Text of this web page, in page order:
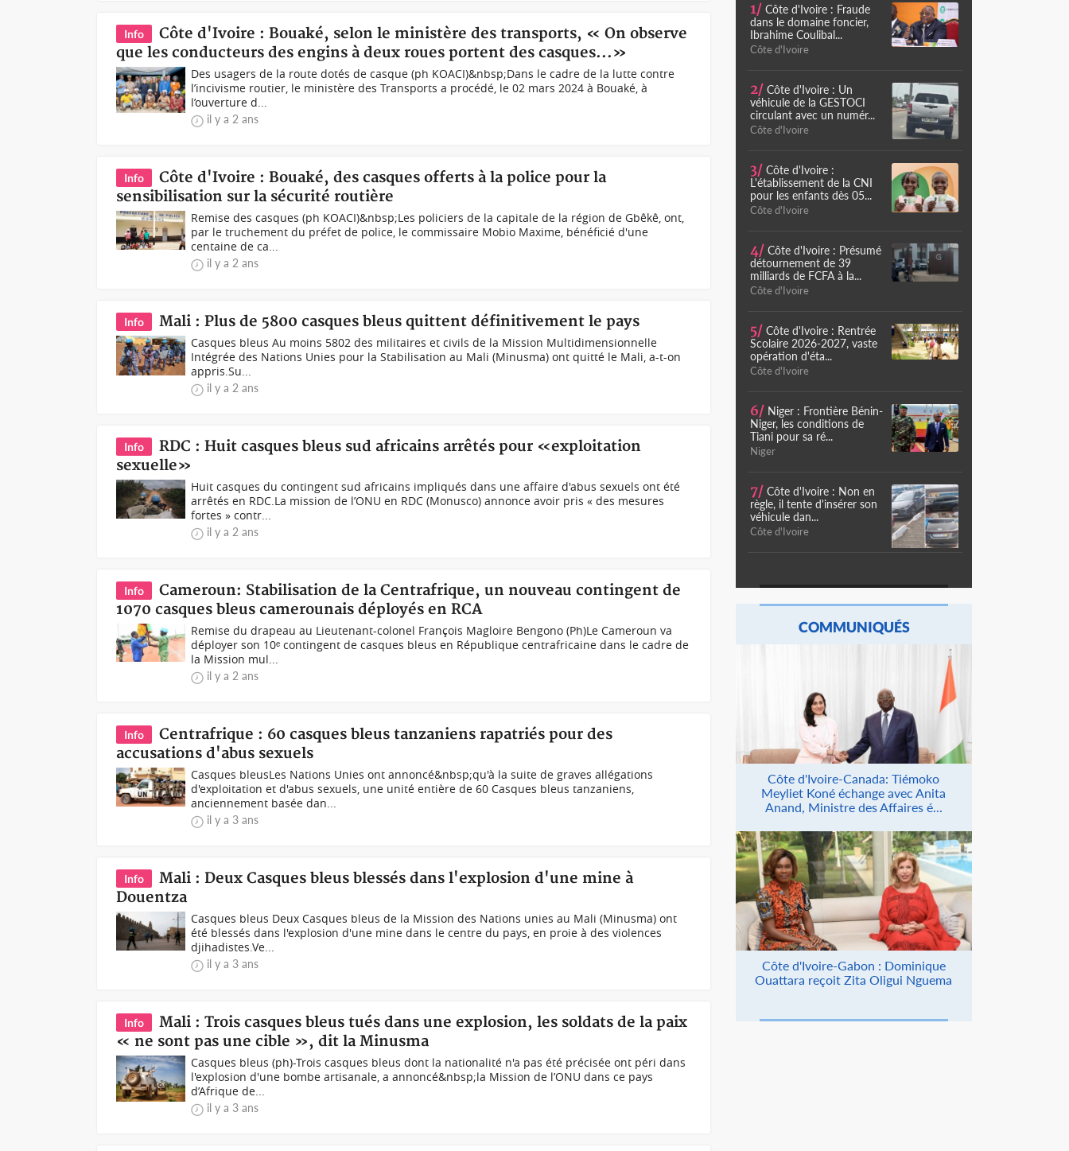
Info
Côte d'Ivoire : Bouaké, selon le ministère des transports, « On observe
que les conducteurs des engins à deux roues portent des casques...»
Des usagers de la route dotés de casque (ph KOACI)&nbsp;Dans le cadre de la lutte contre
l’incivisme routier, le ministère des Transports a procédé, le 02 mars 2024 à Bouaké, à
l’ouverture d...
il y a 2 ans
Info
Côte d'Ivoire : Bouaké, des casques offerts à la police pour la
sensibilisation sur la sécurité routière
Remise des casques (ph KOACI)&nbsp;Les policiers de la capitale de la région de Gbêkê, ont,
par le truchement du préfet de police, le commissaire Mobio Maxime, bénéficié d'une
centaine de ca...
il y a 2 ans
Info Mali : Plus de 5800 casques bleus quittent définitivement le pays
Casques bleus Au moins 5802 des militaires et civils de la Mission Multidimensionnelle
Intégrée des Nations Unies pour la Stabilisation au Mali (Minusma) ont quitté le Mali, a-t-on
appris.Su...
il y a 2 ans
Info
RDC : Huit casques bleus sud africains arrêtés pour «exploitation
sexuelle»
Huit casques du contingent sud africains impliqués dans une affaire d'abus sexuels ont été
arrêtés en RDC.La mission de l’ONU en RDC (Monusco) annonce avoir pris « des mesures
fortes » contr...
il y a 2 ans
Info
Cameroun: Stabilisation de la Centrafrique, un nouveau contingent de
1070 casques bleus camerounais déployés en RCA
Remise du drapeau au Lieutenant-colonel François Magloire Bengono (Ph)Le Cameroun va
déployer son 10ᵉ contingent de casques bleus en République centrafricaine dans le cadre de
la Mission mul...
il y a 2 ans
Info
Centrafrique : 60 casques bleus tanzaniens rapatriés pour des
accusations d'abus sexuels
Casques bleusLes Nations Unies ont annoncé&nbsp;qu'à la suite de graves allégations
d'exploitation et d'abus sexuels, une unité entière de 60 Casques bleus tanzaniens,
anciennement basée dan...
il y a 3 ans
Info
Mali : Deux Casques bleus blessés dans l'explosion d'une mine à
Douentza
Casques bleus Deux Casques bleus de la Mission des Nations unies au Mali (Minusma) ont
été blessés dans l'explosion d'une mine dans le centre du pays, en proie à des violences
djihadistes.Ve...
il y a 3 ans
Info
Mali : Trois casques bleus tués dans une explosion, les soldats de la paix
« ne sont pas une cible », dit la Minusma
Casques bleus (ph)-Trois casques bleus dont la nationalité n'a pas été précisée ont péri dans
l'explosion d'une bombe artisanale, a annoncé&nbsp;la Mission de l’ONU dans ce pays
d’Afrique de...
il y a 3 ans
1/ Côte d'Ivoire : Fraude
dans le domaine foncier,
Ibrahime Coulibal...
Côte d'Ivoire
2/ Côte d'Ivoire : Un
véhicule de la GESTOCI
circulant avec un numér...
Côte d'Ivoire
3/ Côte d'Ivoire :
L'établissement de la CNI
pour les enfants dès 05...
Côte d'Ivoire
4/ Côte d'Ivoire : Présumé
détournement de 39
milliards de FCFA à la...
Côte d'Ivoire
5/ Côte d'Ivoire : Rentrée
Scolaire 2026-2027, vaste
opération d'éta...
Côte d'Ivoire
6/ Niger : Frontière Bénin-
Niger, les conditions de
Tiani pour sa ré...
Niger
7/ Côte d'Ivoire : Non en
règle, il tente d'insérer son
véhicule dan...
Côte d'Ivoire
COMMUNIQUÉS
Côte d'Ivoire-Canada: Tiémoko
Meyliet Koné échange avec Anita
Anand, Ministre des Affaires é...
Côte d'Ivoire-Gabon : Dominique
Ouattara reçoit Zita Oligui Nguema